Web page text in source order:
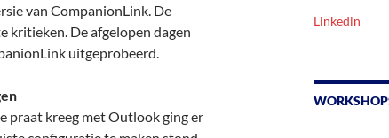
van CompanionLink. De
kritieken. De afgelopen dagen
uitgeprobeerd.
praat kreeg met Outlook ging er
Linkedin